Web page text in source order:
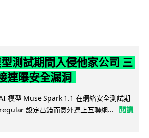
測試期間入侵他家公司 三
連曝安全漏洞
模型 Muse Spark 1.1 在網絡安全測試期
設定出錯而意外連上互聯網...
閱讀